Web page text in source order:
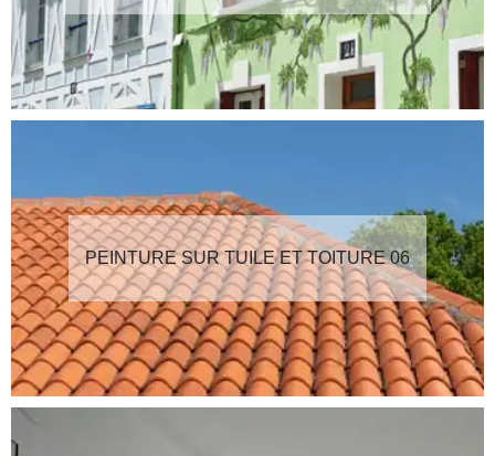
PEINTURE SUR TUILE ET TOITURE 06